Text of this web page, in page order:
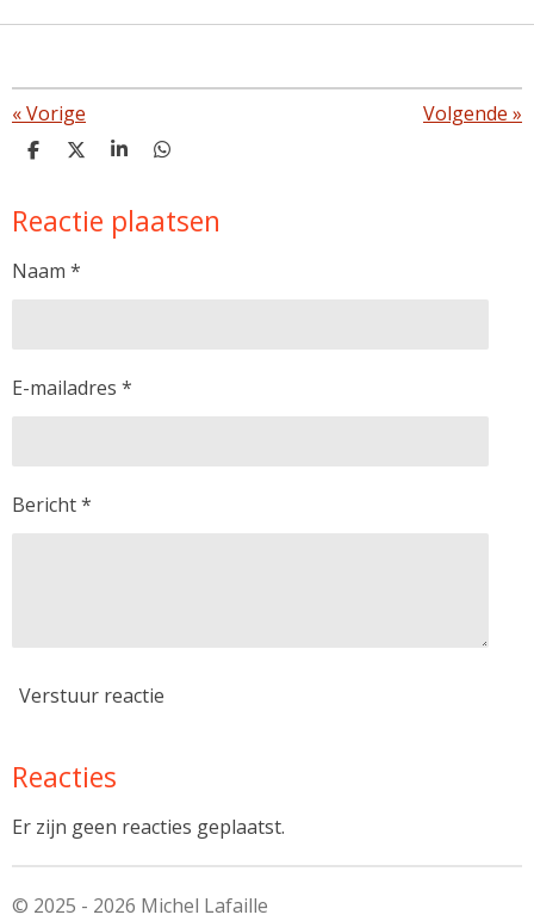
«Vorige Volgende »
D
e
n
D
l
S
r
e
D
e
n
Reactie plaatsen
Naam *
E-mailadres *
Bericht *
Verstuur reactie
Reacties
Er zijn geen reacties geplaatst.
© 2025 - 2026 Michel Lafaille